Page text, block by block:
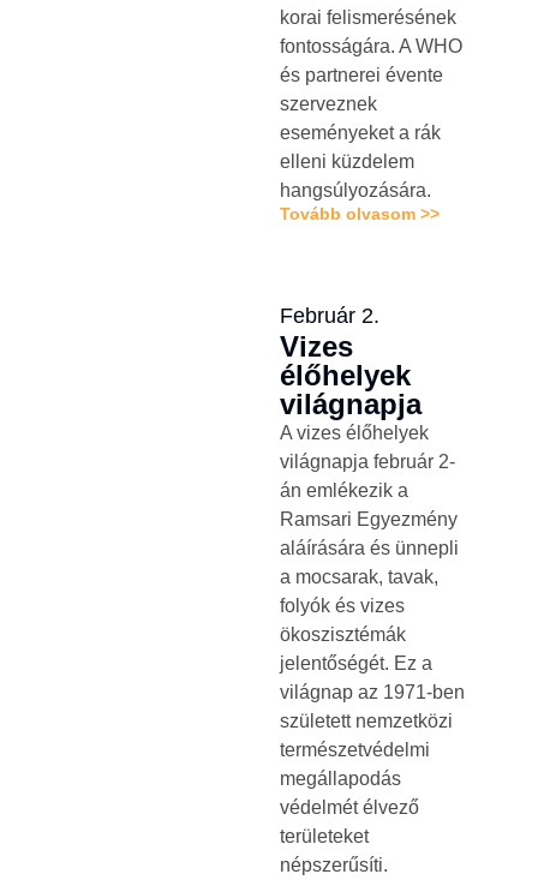
korai felismerésének
fontosságára. A WHO
és partnerei évente
szerveznek
eseményeket a rák
elleni küzdelem
hangsúlyozására.
Tovább olvasom >>
Február 2.
Vizes
élőhelyek
világnapja
A vizes élőhelyek
világnapja február 2-
án emlékezik a
Ramsari Egyezmény
aláírására és ünnepli
a mocsarak, tavak,
folyók és vizes
ökoszisztémák
jelentőségét. Ez a
világnap az 1971-ben
született nemzetközi
természetvédelmi
megállapodás
védelmét élvező
területeket
népszerűsíti.